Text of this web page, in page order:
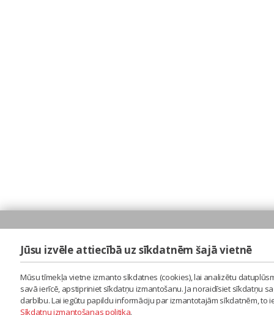
Jūsu izvēle attiecībā uz sīkdatnēm šajā vietnē
Mūsu tīmekļa vietne izmanto sīkdatnes (cookies), lai analizētu
savā ierīcē, apstipriniet sīkdatņu izmantošanu. Ja noraidīsiet sīkdatņu
darbību. Lai iegūtu papildu informāciju par izmantotajām sīkdatnēm,
Sīkdatņu izmantošanas politika.